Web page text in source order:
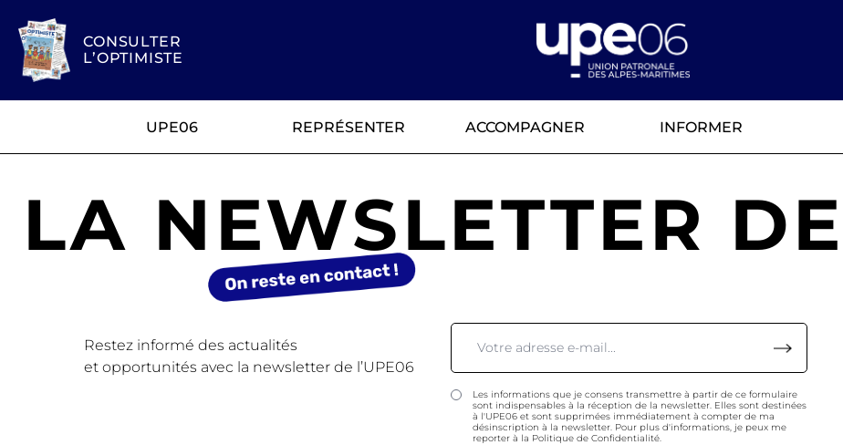
CONSULTER
L’OPTIMISTE
UPE06 REPRÉSENTER ACCOMPAGNER INFORMER
LA NEWSLETTER
Restez informé des actualités
et opportunités avec la newsletter de l’UPE06
Les informations que je consens transmettre à partir de ce formulaire
sont indispensables à la réception de la newsletter. Elles sont destinées
à l'UPE06 et sont supprimées immédiatement à compter de ma
désinscription à la newsletter. Pour plus d'informations, je peux me
reporter à la Politique de Confidentialité.